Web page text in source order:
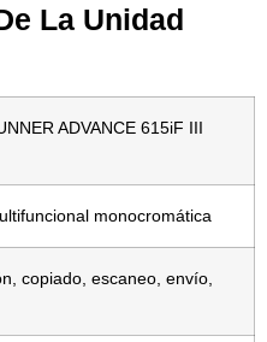
La Unidad
ADVANCE 615iF III
monocromática
copiado, escaneo, envío,